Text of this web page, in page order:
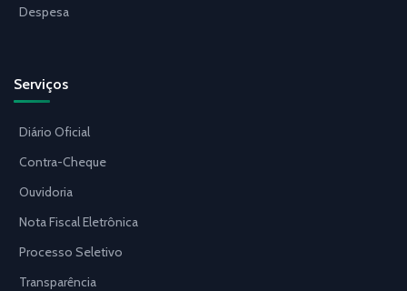
Despesa
Serviços
Diário Oficial
Contra-Cheque
Ouvidoria
Nota Fiscal Eletrônica
Processo Seletivo
Transparência